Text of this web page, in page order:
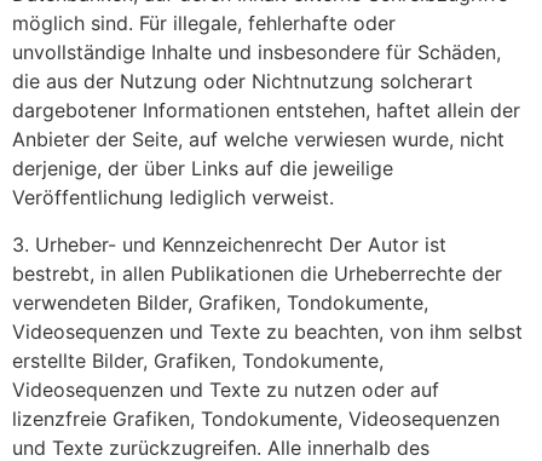
möglich sind. Für illegale, fehlerhafte oder
unvollständige Inhalte und insbesondere für Schäden,
die aus der Nutzung oder Nichtnutzung solcherart
dargebotener Informationen entstehen, haftet allein der
Anbieter der Seite, auf welche verwiesen wurde, nicht
derjenige, der über Links auf die jeweilige
Veröffentlichung lediglich verweist.
3. Urheber- und Kennzeichenrecht Der Autor ist
bestrebt, in allen Publikationen die Urheberrechte der
verwendeten Bilder, Grafiken, Tondokumente,
Videosequenzen und Texte zu beachten, von ihm selbst
erstellte Bilder, Grafiken, Tondokumente,
Videosequenzen und Texte zu nutzen oder auf
lizenzfreie Grafiken, Tondokumente, Videosequenzen
und Texte zurückzugreifen. Alle innerhalb des